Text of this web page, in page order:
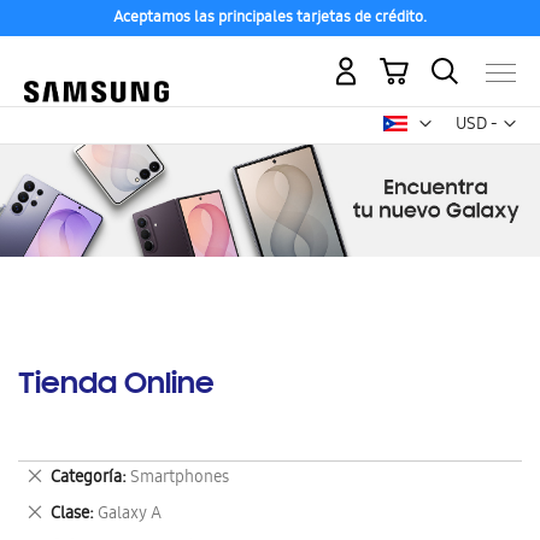
Aceptamos las principales tarjetas de crédito.
USD -
dólar
Mi carrito
Tienda Online
Categoría Smartphones
Eliminar
este
artículo
Clase Galaxy A
Eliminar